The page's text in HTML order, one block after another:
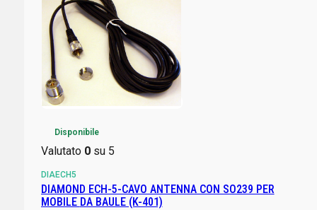
Disponibile
Valutato 0su 5
DIAECH5
DIAMOND ECH-5-CAVO ANTENNA CON SO239 PER
MOBILE DA BAULE (K-401)